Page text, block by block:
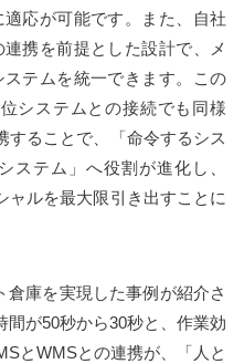
応が可能です。また、自社
携を前提とした設計で、メ
テムを統一できます。この
システムとの接続でも同様
することで、「命令するシス
ステム」へ役割が進化し、
ャルを最大限引き出すことに
庫を実現した事例が紹介さ
が50秒から30秒と、作業効
とWMSとの連携が、「人と